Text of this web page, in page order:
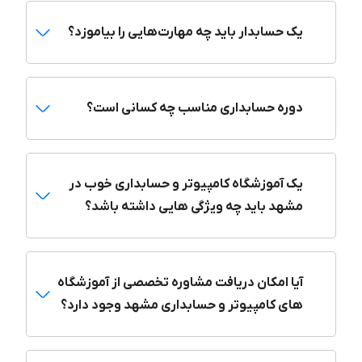
علامه طباطباییوشرکت نرم افزاری ایلیا سیستماز آموزشگاه‌های
موسسه فنی و حرفه‌ای هنرجویان شهریار
مجوز از سازمان فنی و حرفه‌ای در حوزه‌ی معماری، گرافیک، عمران و
طراحی سایت و برنامه نویسی فعالیت می‌کند. تا امروز بیش از ۵۰۰
هنرجو در رشته معماری و فناوری اطلاعات آموزش داده است.
در این مجموعه دوره‌های مهارت‌های هفتگانه کامپیوتر، وردپرس،
سئو، برنامه‌نویسی اندروید، دوره جامع طراحی سایت، فرانت‌اند،
بک‌اند، فلاتر، جاوا اسکریپت و اکسل کاربردی دوره‌های آموزشی
اسکیس، آموزش نرم‌افزار مکس، رویت، اسکچ آپ، لومیون، اتوکد،
فتوشاپ، افتر افکت، ایلوستریتور، مایا، پریمیر، آدیشن بلندر و
عکاسی دیجیتال برگزار می‌کند.
موسسه فنی و حرفه‌ای هنرجویان شهریار کلاس‌های خود را برای
رده سنی نوجوان و جوان و بزرگسال به‌ صورت حضوری و آنلاین و
عمومی و خصوصی برگزار می‌کند. این مجموعه با امکاناتی مثل
یک حسابدار باید چه مهارت‌هایی را بیاموزد؟
دوره حسابداری مناسب چه کسانی است؟
یک آموزشگاه کامپیوتر و حسابداری خوب در
مشهد باید چه ویژگی هایی داشته باشد؟
آیا امکان دریافت مشاوره تخصصی از آموزشگاه
های کامپیوتر و حسابداری مشهد وجود دارد؟